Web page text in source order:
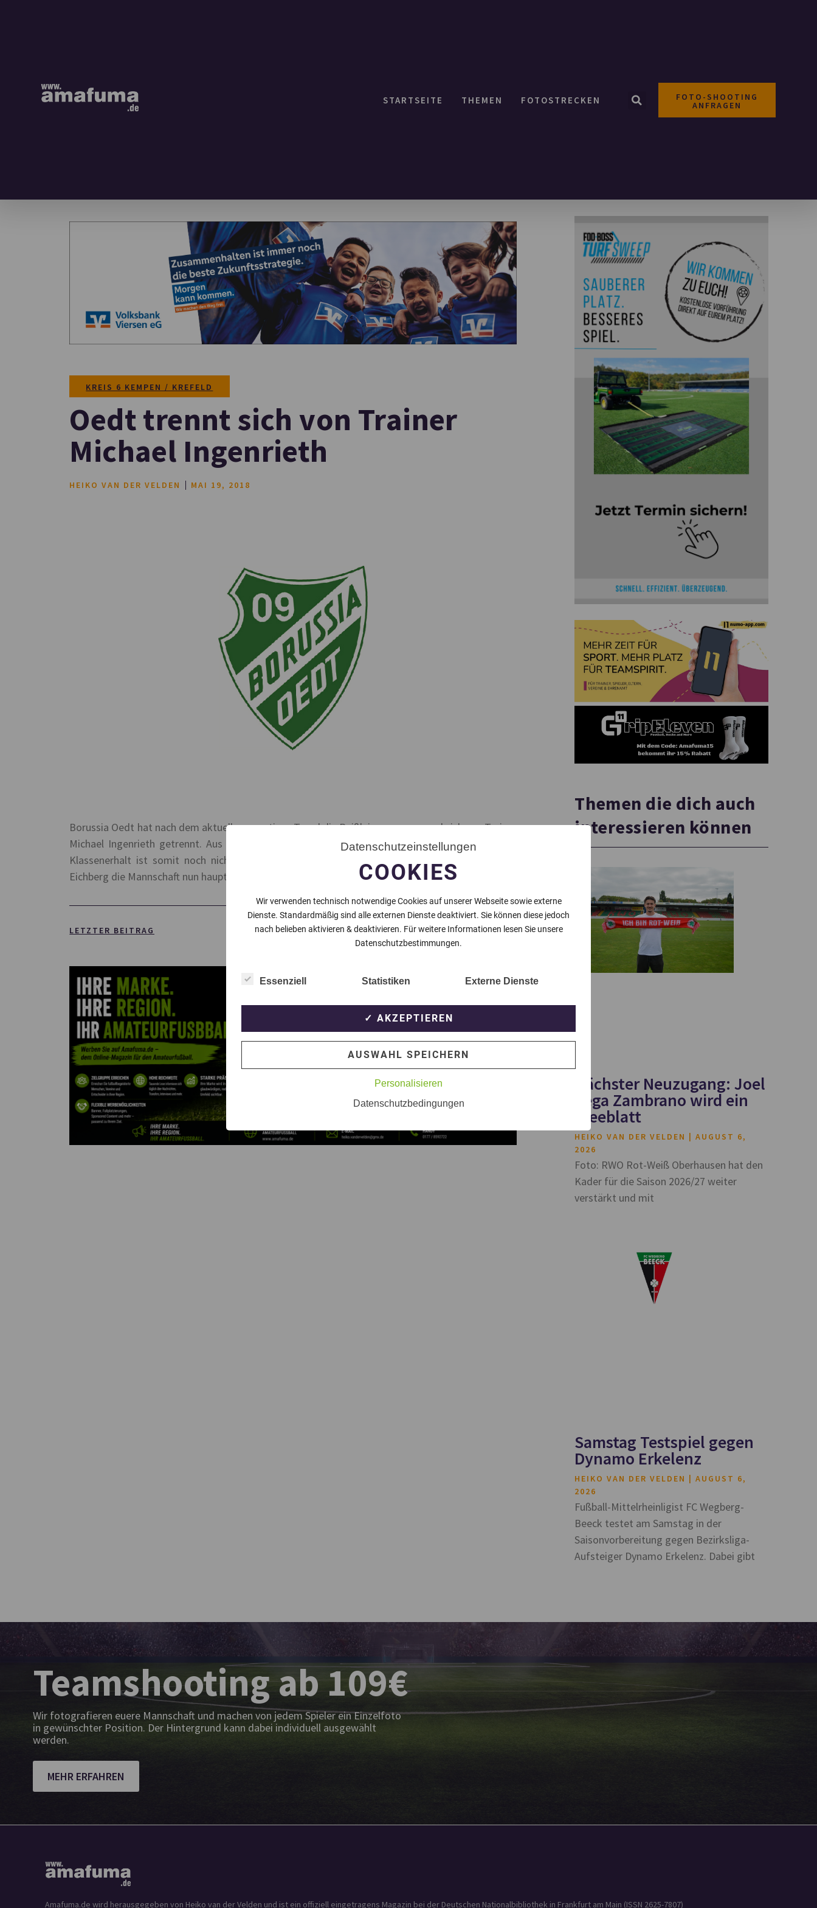
STARTSEITE THEMEN FOTOSTRECKEN FOTO-SHOOTING
ANFRAGEN
KREIS 6 KEMPEN / KREFELD
Oedt trennt sich von Trainer
Michael Ingenrieth
HEIKO VAN DER VELDEN MAI 19, 2018
Borussia Oedt hat nach dem aktuellen negativen Trend die Reißleine gezogen und sich von Trainer
Michael Ingenrieth getrennt. Aus den letzten sieben Spielen gab es lediglich sechs Punkte. Der
Klassenerhalt ist somit noch nicht ganz gesichert. Bis zum Saisonende wird Co-Trainer Kevin
Eichberg die Mannschaft nun hauptverantwortlich übernehmen.
LETZTER BEITRAG NÄCHSTER BEITRAG
Themen die dich auch
interessieren können
Nächster Neuzugang: Joel
Vega Zambrano wird ein
Kleeblatt
HEIKO VAN DER VELDEN
AUGUST 6,
2026
Foto: RWO Rot-Weiß Oberhausen hat den
Kader für die Saison 2026/27 weiter
verstärkt und mit
Samstag Testspiel gegen
Dynamo Erkelenz
HEIKO VAN DER VELDEN
AUGUST 6,
2026
Fußball-Mittelrheinligist FC Wegberg-
Beeck testet am Samstag in der
Saisonvorbereitung gegen Bezirksliga-
Aufsteiger Dynamo Erkelenz. Dabei gibt
Teamshooting ab 109€
Wir fotografieren euere Mannschaft und machen von jedem Spieler ein Einzelfoto
in gewünschter Position. Der Hintergrund kann dabei individuell ausgewählt
werden.
MEHR ERFAHREN
Amafuma.de wird herausgegeben von Heiko van der Velden und ist ein offiziell eingetragens Magazin bei der Deutschen Nationalbibliothek in Frankfurt am Main (ISSN 2625-7807)
Datenschutzeinstellungen
COOKIES
Wir verwenden technisch notwendige Cookies auf unserer Webseite sowie externe
Dienste. Standardmäßig sind alle externen Dienste deaktiviert. Sie können diese jedoch
nach belieben aktivieren & deaktivieren. Für weitere Informationen lesen Sie unsere
Datenschutzbestimmungen.
Essenziell Statistiken Externe Dienste
✓ AKZEPTIEREN
AUSWAHL SPEICHERN
Personalisieren
Datenschutzbedingungen